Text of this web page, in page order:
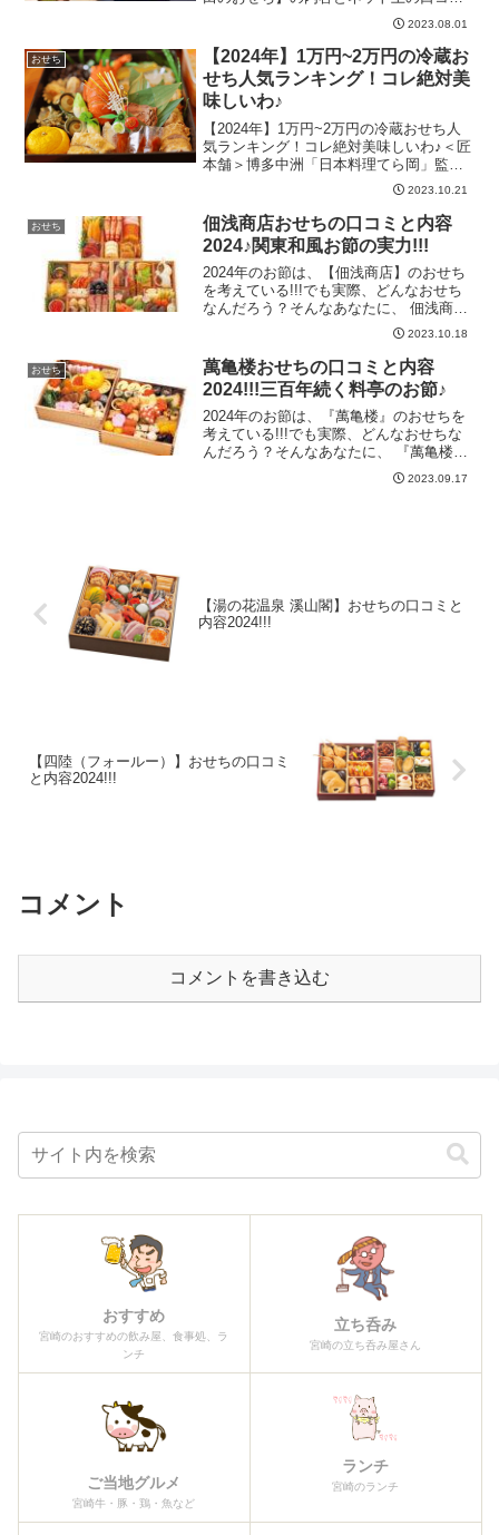
を紹介します。ぜひ購入の参考にしてみ
てください!!!【先斗町ふじ田おせち】の
口コミ！正月を彩る絶品おせち♪京都「先
斗町ふじ田」の...
2023.08.01
おせち
【2024年】1万円~2万円の冷蔵お
せち人気ランキング！コレ絶対美
味しいわ♪
【2024年】1万円~2万円の冷蔵おせち人
気ランキング！コレ絶対美味しいわ♪＜匠
本舗＞博多中洲「日本料理てら岡」監修
おせち楓華の通常価格は19800円。2~3人
前40品目の一段重で、少量で数多くの種
類を食べたい方におすすめ。豪華食材と
縁起物...
2023.10.21
おせち
佃浅商店おせちの口コミと内容
2024♪関東和風お節の実力!!!
2024年のお節は、【佃浅商店】のおせち
を考えている!!!でも実際、どんなおせち
なんだろう？そんなあなたに、 佃浅商店
のおせちの内容と口コミを紹介します。
佃浅商店おせちの口コミと内容2024♪関東
和風お節の実力!!!＜佃浅＞国産野菜おせ
ち三...
2023.10.18
おせち
萬亀楼おせちの口コミと内容
2024!!!三百年続く料亭のお節♪
2024年のお節は、『萬亀楼』のおせちを
考えている!!!でも実際、どんなおせちな
んだろう？そんなあなたに、 『萬亀楼』
のおせちの内容と口コミを紹介します。
萬亀楼おせちの口コミと内容2024!!!三百
2023.09.17
【湯の花温泉 溪山閣】おせちの口コミと
内容2024!!!
【四陸（フォールー）】おせちの口コミ
と内容2024!!!
コメント
コメントを書き込む
おすすめ
宮崎のおすすめの飲み屋、食事処、ラ
ンチ
立ち呑み
宮崎の立ち呑み屋さん
ご当地グルメ
宮崎牛・豚・鶏・魚など
ランチ
宮崎のランチ